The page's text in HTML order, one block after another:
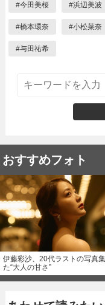
#今田美桜 #浜辺美波
#橋本環奈 #小松菜奈
#与田祐希
おすすめフォト
伊藤彩沙、20代ラストの写真
た“大人の甘さ”